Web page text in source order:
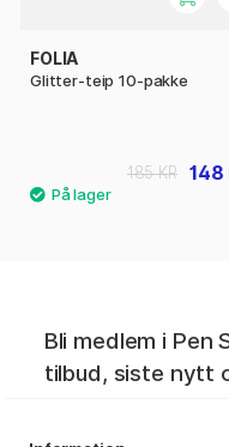
FOLIA
Glitter-teip 10-pakke
148
185 KR
Bli medlem i Pen
tilbud, siste nytt